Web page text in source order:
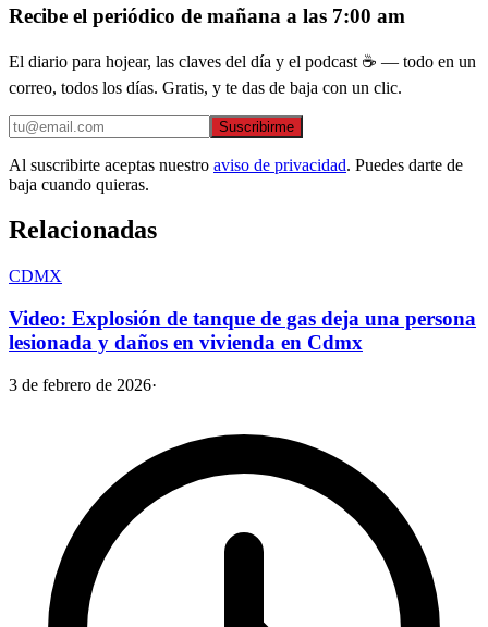
Recibe el periódico de mañana a las 7:00 am
El diario para hojear, las claves del día y el podcast ☕ — todo en un
correo, todos los días. Gratis, y te das de baja con un clic.
Suscribirme
Al suscribirte aceptas nuestro aviso de privacidad. Puedes darte de
baja cuando quieras.
Relacionadas
CDMX
Video: Explosión de tanque de gas deja una persona
lesionada y daños en vivienda en Cdmx
3 de febrero de 2026·